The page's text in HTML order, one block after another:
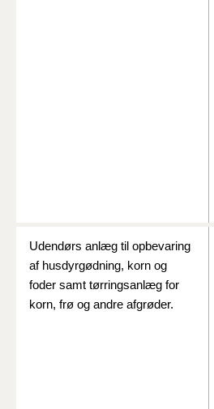
Udendørs anlæg til opbevaring
af husdyrgødning, korn og
foder samt tørringsanlæg for
korn, frø og andre afgrøder.